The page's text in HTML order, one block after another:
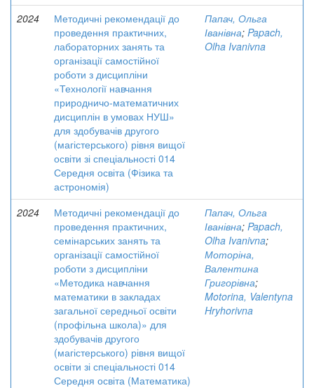
2024
Методичні рекомендації до
проведення практичних,
лабораторних занять та
організації самостійної
роботи з дисципліни
«Технології навчання
природничо-математичних
дисциплін в умовах НУШ»
для здобувачів другого
(магістерського) рівня вищої
освіти зі спеціальності 014
Середня освіта (Фізика та
астрономія)
Папач, Ольга
Іванівна; Papach,
Olha Ivanivna
2024
Методичні рекомендації до
проведення практичних,
семінарських занять та
організації самостійної
роботи з дисципліни
«Методика навчання
математики в закладах
загальної середньої освіти
(профільна школа)» для
здобувачів другого
(магістерського) рівня вищої
освіти зі спеціальності 014
Середня освіта (Математика)
Папач, Ольга
Іванівна; Papach,
Olha Ivanivna;
Моторіна,
Валентина
Григорівна;
Motorina, Valentyna
Hryhorivna